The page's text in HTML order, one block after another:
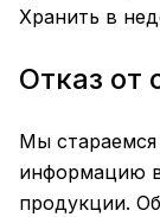
Хранить в
Отказ от
Мы
информацию
продукции.